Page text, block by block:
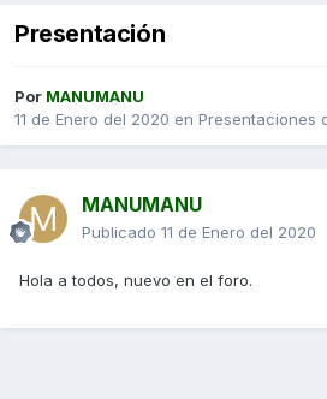
Presentación
Por MANUMANU
11 de Enero del 2020 en Presentaciones
MANUMANU
Publicado 11 de Enero del 2020
Hola a todos, nuevo en el foro.